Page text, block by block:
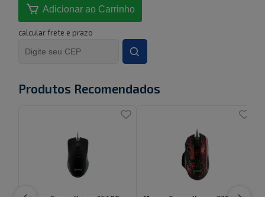
Adicionar ao Carrinho
calcular frete e prazo
Produtos Recomendados